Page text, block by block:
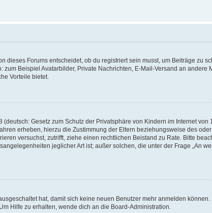
Forums entscheidet, ob du registriert sein musst, um Beiträge zu
Beispiel Avatarbilder, Private Nachrichten, E-Mail-Versand an andere
Vorteile bietet.
Gesetz zum Schutz der Privatsphäre von Kindern im Internet
erheben, hierzu die Zustimmung der Eltern beziehungsweise des
versuchst, zutrifft, ziehe einen rechtlichen Beistand zu Rate. Bitte
jeglicher Art ist; außer solchen, die unter der Frage „An
hat, damit sich keine neuen Benutzer mehr anmelden
Hilfe zu erhalten, wende dich an die Board-Administration.